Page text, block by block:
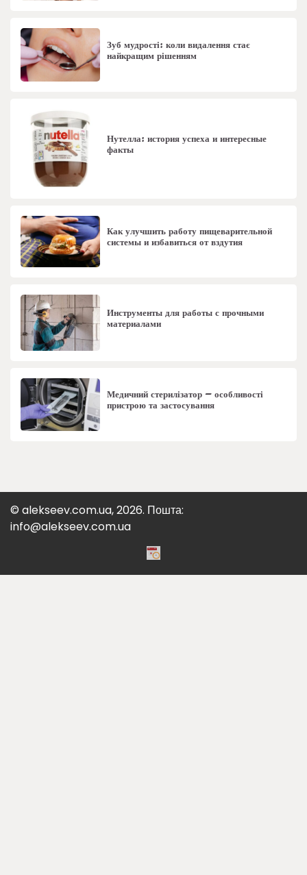
Зуб мудрості: коли видалення стає
найкращим рішенням
Нутелла: история успеха и интересные
факты
Как улучшить работу пищеварительной
системы и избавиться от вздутия
Инструменты для работы с прочными
материалами
Медичний стерилізатор – особливості
пристрою та застосування
© alekseev.com.ua, 2026. Пошта:
info@alekseev.com.ua